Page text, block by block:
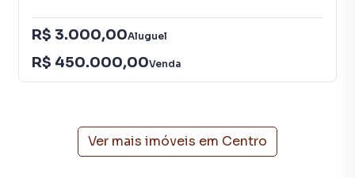
imóvel mais rápido. Contamos também com um time de
programadores, corretores treinados e uma central de
atendimento preparada para atender proprietários e
inquilinos.
R$ 3.000,00Aluguel
R$ 450.000,00Venda
Ver mais imóveis em Centro